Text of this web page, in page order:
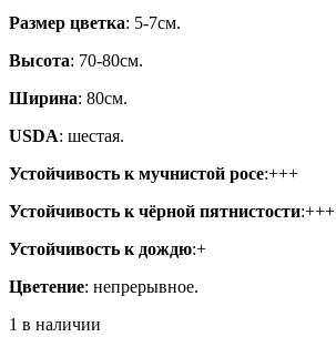
Размер цветка: 5-7см.
Высота: 70-80см.
Ширина: 80см.
USDA: шестая.
Устойчивость к мучнистой росе:+++
Устойчивость к чёрной пятнистости:+++
Устойчивость к дождю:+
Цветение: непрерывное.
1 в наличии